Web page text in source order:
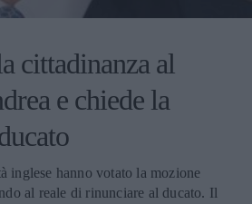
cittadinanza al
e chiede la
inglese hanno votato la mozione
al reale di rinunciare al ducato. Il